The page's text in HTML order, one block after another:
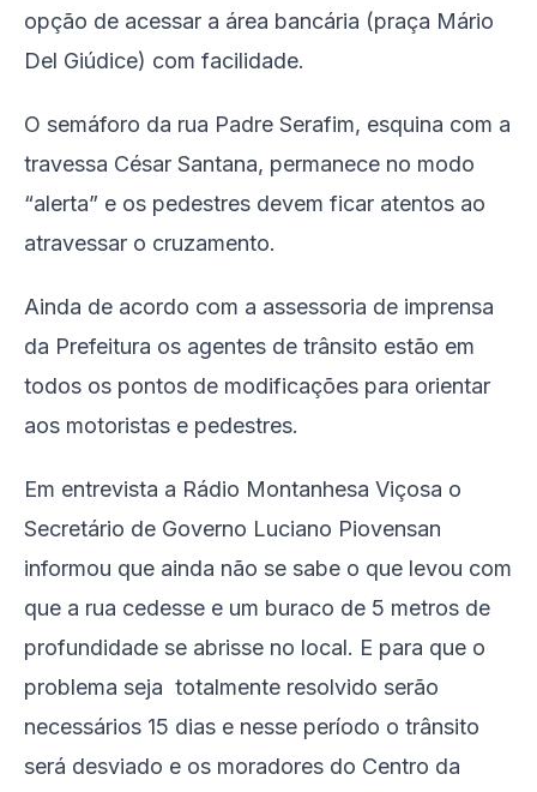
opção de acessar a área bancária (praça Mário
Del Giúdice) com facilidade.
O semáforo da rua Padre Serafim, esquina com a
travessa César Santana, permanece no modo
“alerta” e os pedestres devem ficar atentos ao
atravessar o cruzamento.
Ainda de acordo com a assessoria de imprensa
da Prefeitura os agentes de trânsito estão em
todos os pontos de modificações para orientar
aos motoristas e pedestres.
Em entrevista a Rádio Montanhesa Viçosa o
Secretário de Governo Luciano Piovensan
informou que ainda não se sabe o que levou com
que a rua cedesse e um buraco de 5 metros de
profundidade se abrisse no local. E para que o
problema seja totalmente resolvido serão
necessários 15 dias e nesse período o trânsito
será desviado e os moradores do Centro da